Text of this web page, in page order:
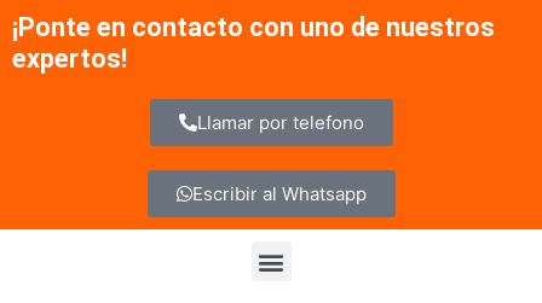
contenido
¡Ponte en contacto con uno de nuestros
expertos!
Llamar por telefono
Escribir al Whatsapp
Menu